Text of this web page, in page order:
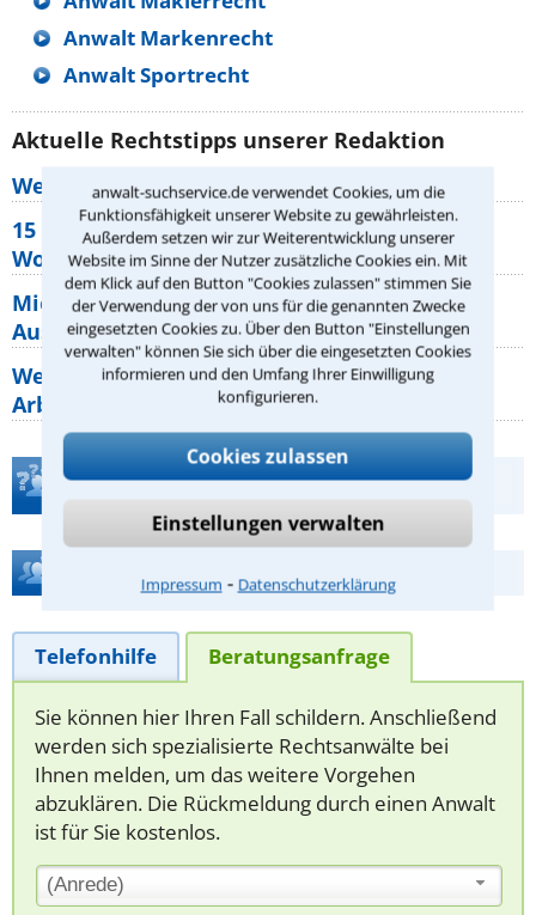
anwalt-suchservice.de verwendet Cookies, um die
Funktionsfähigkeit unserer Website zu gewährleisten.
Außerdem setzen wir zur Weiterentwicklung unserer
Website im Sinne der Nutzer zusätzliche Cookies ein. Mit
dem Klick auf den Button "Cookies zulassen" stimmen Sie
der Verwendung der von uns für die genannten Zwecke
eingesetzten Cookies zu. Über den Button "Einstellungen
verwalten" können Sie sich über die eingesetzten Cookies
informieren und den Umfang Ihrer Einwilligung
konfigurieren.
Cookies zulassen
Einstellungen verwalten
Impressum ⁃ Datenschutzerklärung
Anwalt Markenrecht
Anwalt Sportrecht
Aktuelle Rechtstipps unserer Redaktion
Wer muss Zweitwohnungssteuer zahlen?
15 elementare Rechte, die jeder
Wohnungseigentümer kennen sollte
Mietpreisbremse 2026: Alle Regeln,
Ausnahmen und Rechte für Mieter
Welche Regeln für Teilnahme, Urlaub,
Arbeitszeit gelten beim
Teste Dein Rechtswissen
Telefonhilfe Beratungsanfrage
Sie können hier Ihren Fall schildern. Anschließend
werden sich spezialisierte Rechtsanwälte bei
Ihnen melden, um das weitere Vorgehen
abzuklären. Die Rückmeldung durch einen Anwalt
ist für Sie kostenlos.
(Anrede)